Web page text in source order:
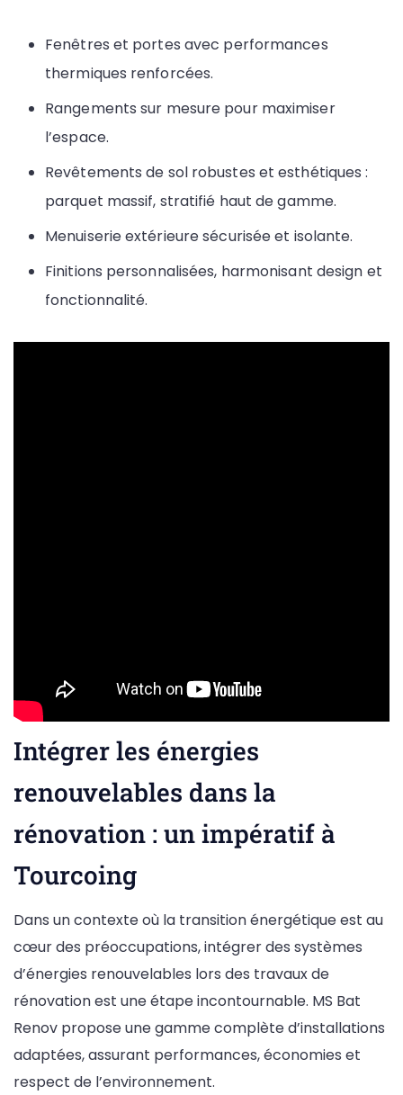
Fenêtres et portes avec performances
thermiques renforcées.
Rangements sur mesure pour maximiser
l’espace.
Revêtements de sol robustes et esthétiques :
parquet massif, stratifié haut de gamme.
Menuiserie extérieure sécurisée et isolante.
Finitions personnalisées, harmonisant design et
fonctionnalité.
Intégrer les énergies
renouvelables dans la
rénovation : un impératif à
Tourcoing
Dans un contexte où la transition énergétique est au
cœur des préoccupations, intégrer des systèmes
d’énergies renouvelables lors des travaux de
rénovation est une étape incontournable. MS Bat
Renov propose une gamme complète d’installations
adaptées, assurant performances, économies et
respect de l’environnement.